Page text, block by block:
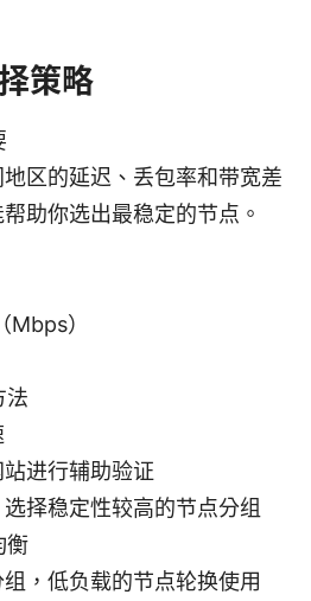
策略
区的延迟、丢包率和带宽差
助你选出最稳定的节点。
Mbps）
法
进行辅助验证
择稳定性较高的节点分组
衡
，低负载的节点轮换使用